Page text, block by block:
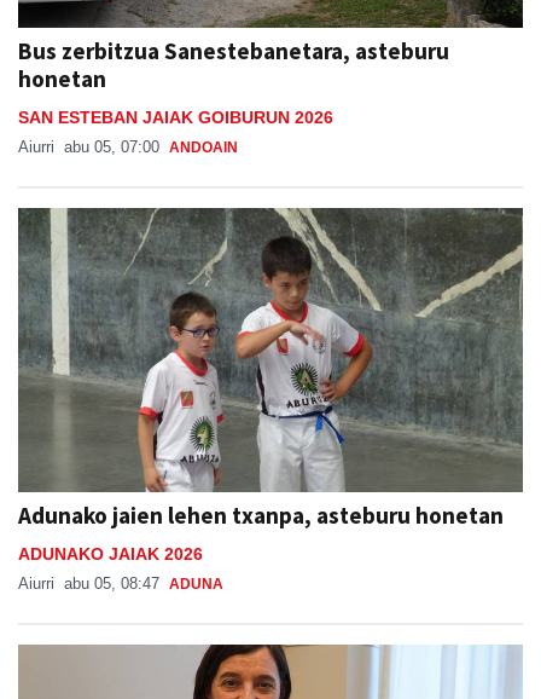
Bus zerbitzua Sanestebanetara, asteburu
honetan
SAN ESTEBAN JAIAK GOIBURUN 2026
Aiurri abu 05, 07:00 ANDOAIN
Adunako jaien lehen txanpa, asteburu honetan
ADUNAKO JAIAK 2026
Aiurri abu 05, 08:47 ADUNA